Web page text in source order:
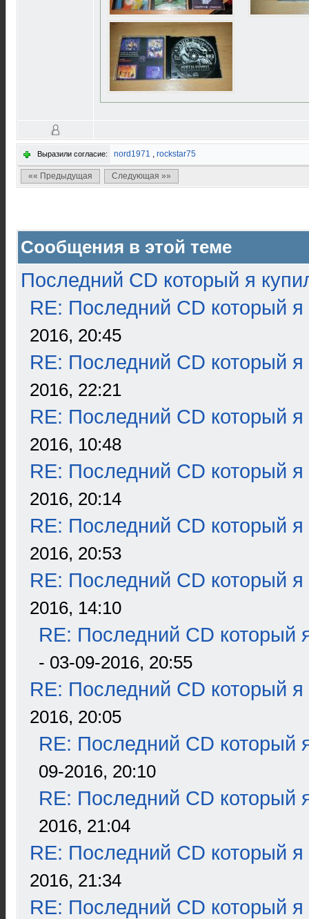
Выразили согласие: nord1971 , rockstar75
«« Предыдущая Следующая »»
Сообщения в этой теме
Последний CD который я
RE: Последний CD который я
2016, 20:45
RE: Последний CD который я
2016, 22:21
RE: Последний CD который я
2016, 10:48
RE: Последний CD который я
2016, 20:14
RE: Последний CD который я
2016, 20:53
RE: Последний CD который я
2016, 14:10
RE: Последний CD который
- 03-09-2016, 20:55
RE: Последний CD который я
2016, 20:05
RE: Последний CD который
09-2016, 20:10
RE: Последний CD который
2016, 21:04
RE: Последний CD который я
2016, 21:34
RE: Последний CD который я